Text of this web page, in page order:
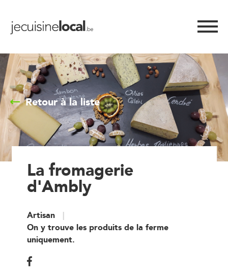
Retour à la liste
La fromagerie
d'Ambly
Artisan
On y trouve les produits de la ferme
uniquement.